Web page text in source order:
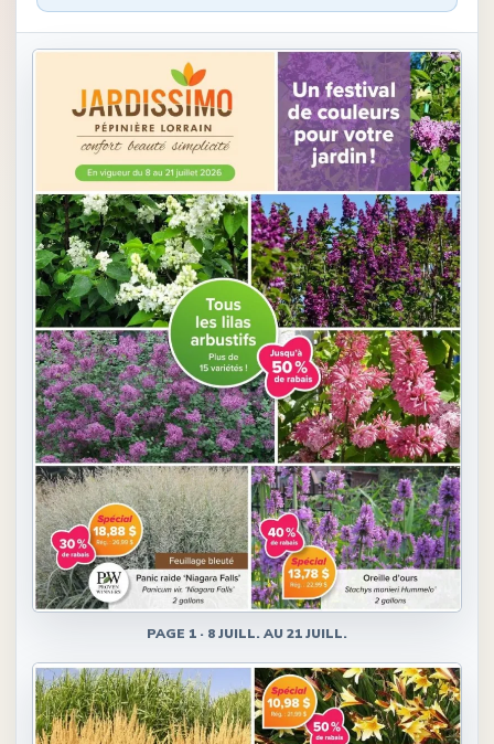
PAGE 1 · 8 JUILL. AU 21 JUILL.